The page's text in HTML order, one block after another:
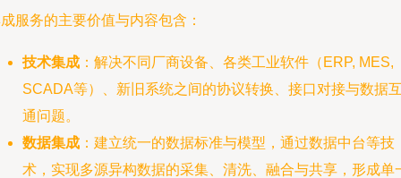
服务的主要价值与内容包含：
技术集成 ：解决不同厂商设备、各类工业软件（ERP, MES,
SCADA等）、新旧系统之间的协议转换、接口对接与数据
通问题。
数据集成 ：建立统一的数据标准与模型，通过数据中台等技
术，实现多源异构数据的采集、清洗、融合与共享，形成单